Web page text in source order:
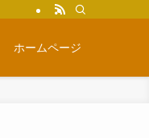
ホームページ